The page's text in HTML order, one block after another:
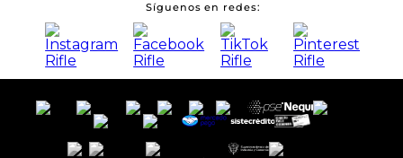
Síguenos en redes